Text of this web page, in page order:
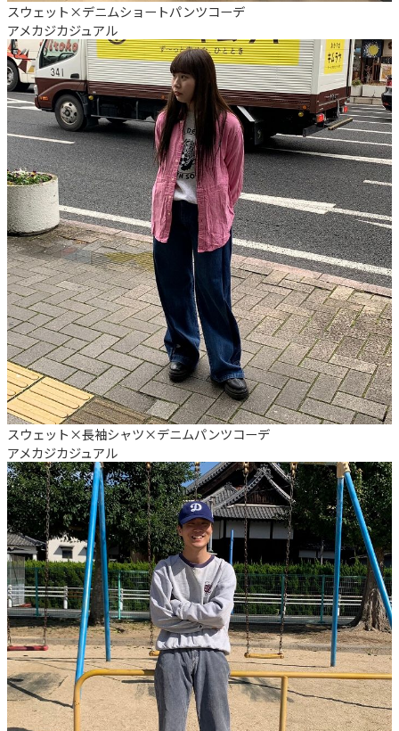
スウェット×デニムショートパンツコーデ
アメカジカジュアル
スウェット×長袖シャツ×デニムパンツコーデ
アメカジカジュアル